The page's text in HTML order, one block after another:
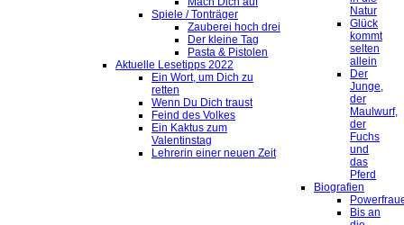
Spiele / Tonträger
Zauberei hoch drei
Der kleine Tag
Pasta & Pistolen
Aktuelle Lesetipps 2022
Ein Wort, um Dich zu
retten
Wenn Du Dich traust
Feind des Volkes
Ein Kaktus zum
Valentinstag
Lehrerin einer neuen Zeit
Natur
Glück
kommt
selten
allein
Der
Junge,
der
Maulwurf,
der
Fuchs
und
das
Pferd
Biografien
Bis an